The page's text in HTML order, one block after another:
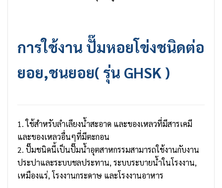
การใช้งาน ปั๊มหอยโข่งชนิดต่อ
ยอย,ชนยอย( รุ่น GHSK )
1. ใช้สำหรับลำเลียงน้ำสะอาด และของเหลวที่มีสารเคมี
และของเหลวอื่นๆที่มีตะกอน
2. ปั๊มชนิดนี้เป็นปั๊มน้ำอุตสาหกรรมสามารถใช้งานกับงาน
ประปาและระบบชลประทาน, ระบบระบายน้ำในโรงงาน,
เหมืองแร่, โรงงานกระดาษ และโรงงานอาหาร